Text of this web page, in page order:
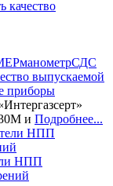
манометрСДС
выпускаемой
приборы
и Подробнее...
НПП